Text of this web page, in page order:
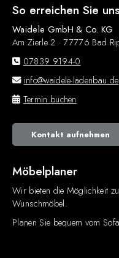
So erreichen Sie uns
Waidele GmbH & Co. KG
Am Zierle 2 · 77776 Bad
07839 9194-0
info@waidele-ladenbau.de
Termin buchen
Kontakt aufnehmen
Möbelplaner
Wir bieten die Möglichkeit
Wunschmöbel.
Planen Sie bequem vom